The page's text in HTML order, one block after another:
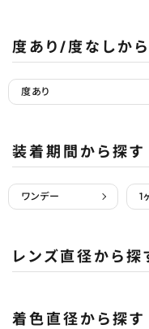
度あり/度なしか
度あり
装着期間から探す
ワンデー 1
レンズ直径から探
着色直径から探す